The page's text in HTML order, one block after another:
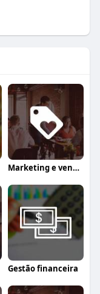
Marketing e vendas
Gestão financeira